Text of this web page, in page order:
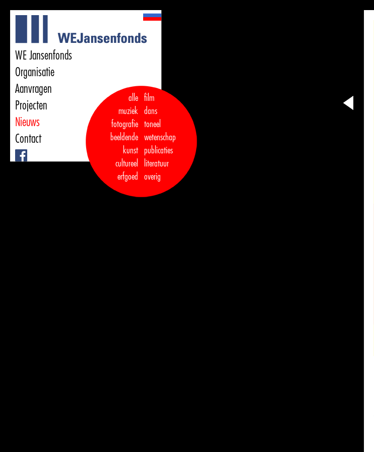
WE Jansenfonds
Organisatie
Aanvragen
Projecten
Nieuws
Contact
alle
muziek
fotografie
beeldende
kunst
cultureel
erfgoed
film
dans
toneel
wetenschap
publicaties
literatuur
overig